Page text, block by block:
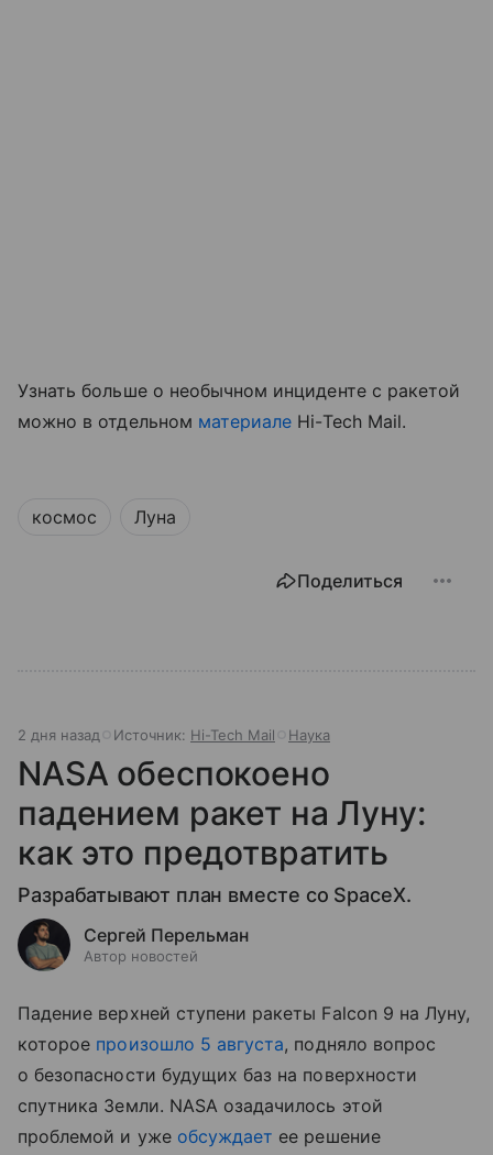
Узнать больше о необычном инциденте с ракетой
можно в отдельном материале Hi-Tech Mail.
космос Луна
Поделиться
2 дня назад Источник: Hi-Tech Mail Наука
NASA обеспокоено
падением ракет на Луну:
как это предотвратить
Разрабатывают план вместе со SpaceX.
Сергей Перельман
Автор новостей
Падение верхней ступени ракеты Falcon 9 на Луну,
которое произошло 5 августа, подняло вопрос
о безопасности будущих баз на поверхности
спутника Земли. NASA озадачилось этой
проблемой и уже обсуждает ее решение